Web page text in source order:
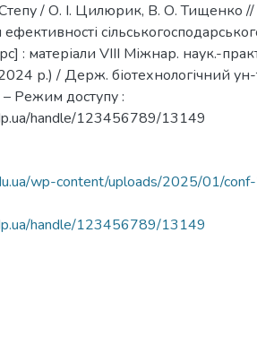
/ О. І. Цилюрик, В. О. Тищенко //
: матеріали VІІІ Міжнар. наук.-
р.) / Держ. біотехнологічний ун-
Режим доступу :
handle/123456789/13149
wp-content/uploads/2025/01/
handle/123456789/13149